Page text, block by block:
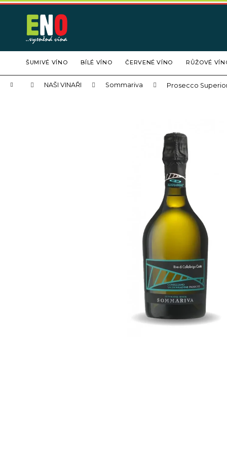
Přejít
ŠUMIVÉ VÍNO BÍLÉ VÍNO ČERVENÉ VÍNO RŮŽOVÉ
Domů NAŠI VINAŘI Sommariva Prosecco
K
Zpět
do
Zpět
do